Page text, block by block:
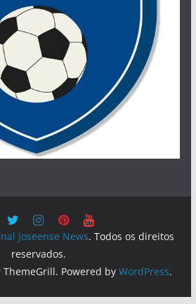
Joseense News. Todos os direitos
reservados.
Powered by WordPress.